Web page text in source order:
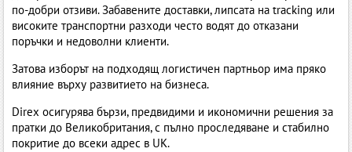
по-добри отзиви. Забавените доставки, липсата на tracking или
високите транспортни разходи често водят до отказани
поръчки и недоволни клиенти.
Затова изборът на подходящ логистичен партньор има пряко
влияние върху развитието на бизнеса.
Direx осигурява бързи, предвидими и икономични решения за
пратки до Великобритания, с пълно проследяване и стабилно
покритие до всеки адрес в UK.